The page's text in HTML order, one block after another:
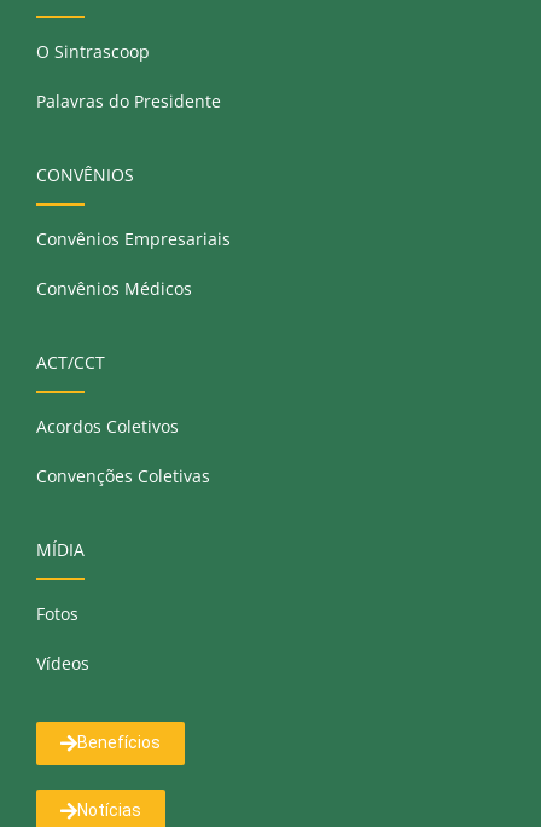
O Sintrascoop
Palavras do Presidente
CONVÊNIOS
Convênios Empresariais
Convênios Médicos
ACT/CCT
Acordos Coletivos
Convenções Coletivas
MÍDIA
Fotos
Vídeos
Benefícios
Notícias